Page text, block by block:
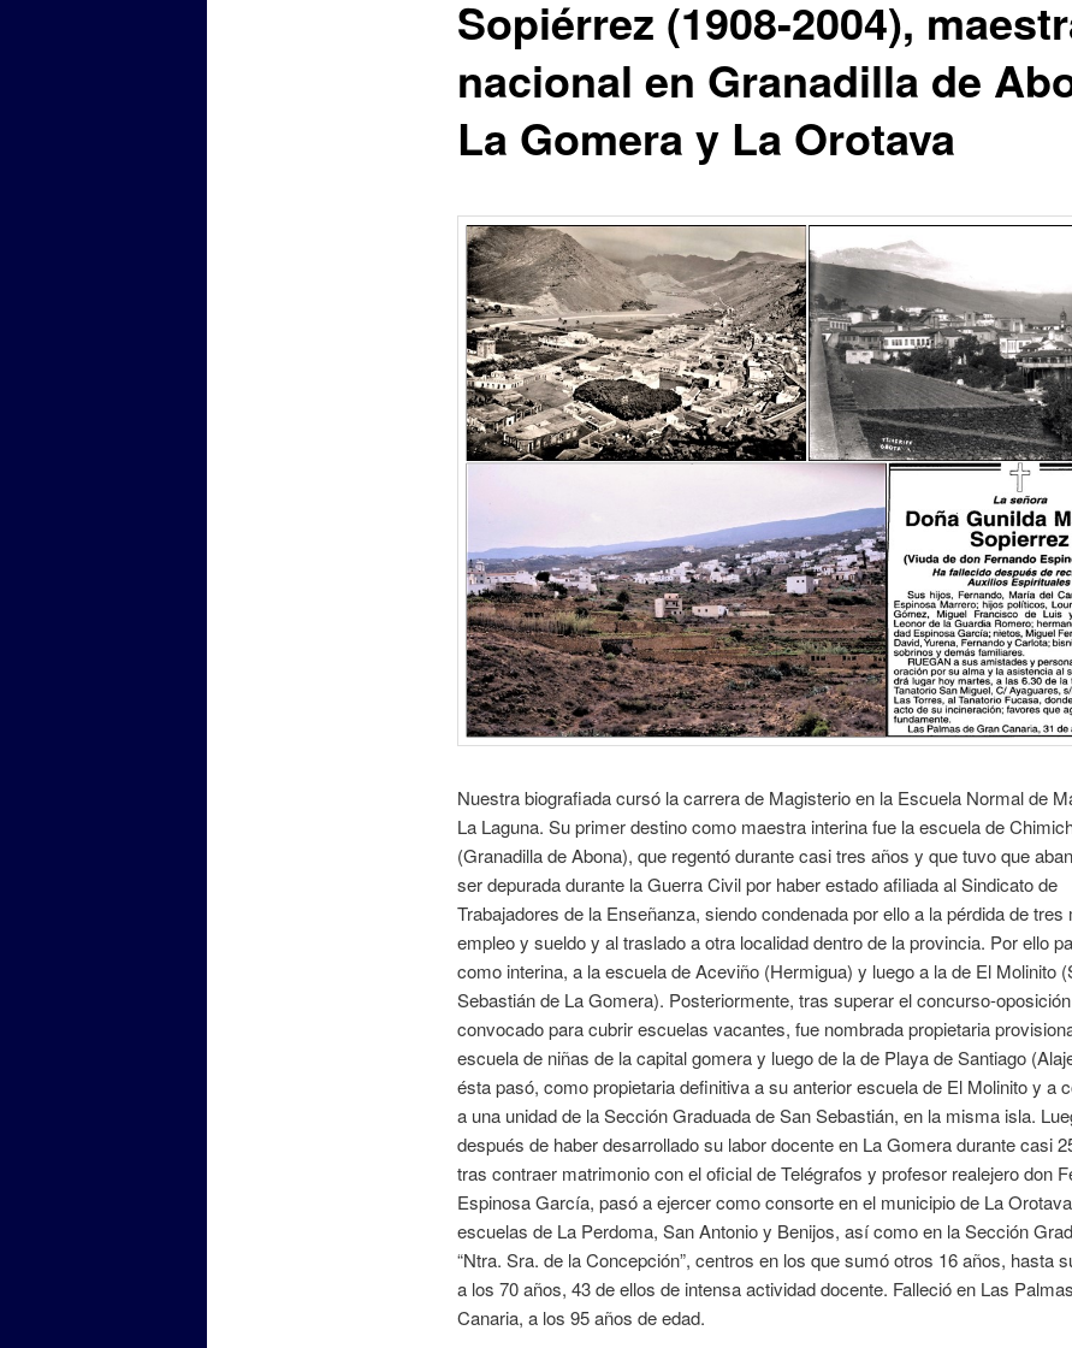
Sopiérrez (1908-2004),
nacional en Granadilla de
La Gomera y La Orotava
Nuestra biografiada cursó la carrera de Magisterio en la Escuela Normal de
La Laguna. Su primer destino como maestra interina fue la escuela de
(Granadilla de Abona), que regentó durante casi tres años y que tuvo que
ser depurada durante la Guerra Civil por haber estado afiliada al Sindicato de
Trabajadores de la Enseñanza, siendo condenada por ello a la pérdida de tres
empleo y sueldo y al traslado a otra localidad dentro de la provincia. Por ello
como interina, a la escuela de Aceviño (Hermigua) y luego a la de El Molinito
Sebastián de La Gomera). Posteriormente, tras superar el concurso-oposición
convocado para cubrir escuelas vacantes, fue nombrada propietaria
escuela de niñas de la capital gomera y luego de la de Playa de Santiago
ésta pasó, como propietaria definitiva a su anterior escuela de El Molinito y a
a una unidad de la Sección Graduada de San Sebastián, en la misma isla.
después de haber desarrollado su labor docente en La Gomera durante casi
tras contraer matrimonio con el oficial de Telégrafos y profesor realejero don
Espinosa García, pasó a ejercer como consorte en el municipio de La
escuelas de La Perdoma, San Antonio y Benijos, así como en la Sección
“Ntra. Sra. de la Concepción”, centros en los que sumó otros 16 años, hasta
a los 70 años, 43 de ellos de intensa actividad docente. Falleció en Las
Canaria, a los 95 años de edad.